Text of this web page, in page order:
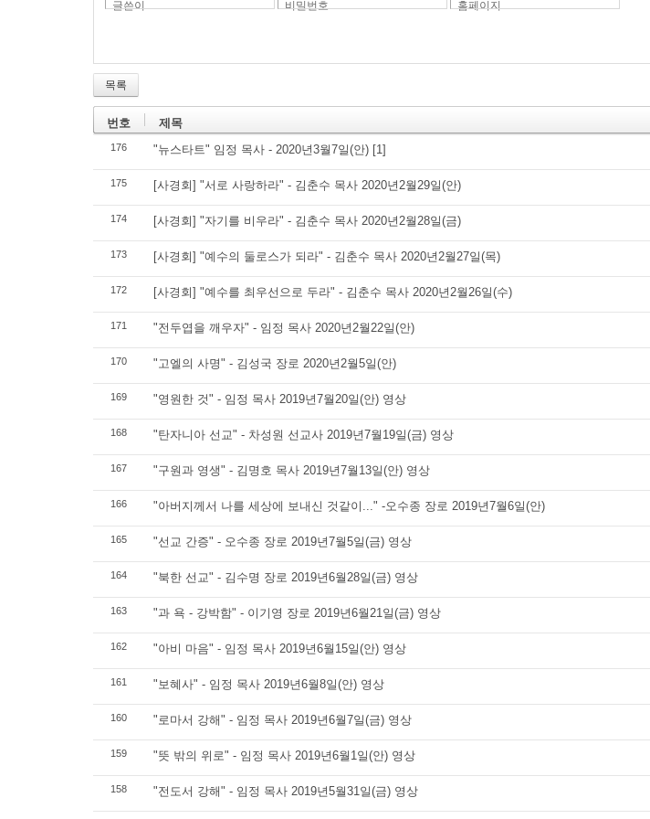
글쓴이 비밀번호 홈페이지
목록
번호 제목
176 "뉴스타트" 임정 목사 - 2020년3월7일(안) [1]
175 [사경회] "서로 사랑하라" - 김춘수 목사 2020년2월29일(안)
174 [사경회] "자기를 비우라" - 김춘수 목사 2020년2월28일(금)
173 [사경회] "예수의 둘로스가 되라" - 김춘수 목사 2020년2월27일(목)
172 [사경회] "예수를 최우선으로 두라" - 김춘수 목사 2020년2월26일(수)
171 "전두엽을 깨우자" - 임정 목사 2020년2월22일(안)
170 "고엘의 사명" - 김성국 장로 2020년2월5일(안)
169 "영원한 것" - 임정 목사 2019년7월20일(안) 영상
168 "탄자니아 선교" - 차성원 선교사 2019년7월19일(금) 영상
167 "구원과 영생" - 김명호 목사 2019년7월13일(안) 영상
166 "아버지께서 나를 세상에 보내신 것같이..." -오수종 장로 2019년7월6일(안)
165 "선교 간증" - 오수종 장로 2019년7월5일(금) 영상
164 "북한 선교" - 김수명 장로 2019년6월28일(금) 영상
163 "과 욕 - 강박함" - 이기영 장로 2019년6월21일(금) 영상
162 "아비 마음" - 임정 목사 2019년6월15일(안) 영상
161 "보혜사" - 임정 목사 2019년6월8일(안) 영상
160 "로마서 강해" - 임정 목사 2019년6월7일(금) 영상
159 "뜻 밖의 위로" - 임정 목사 2019년6월1일(안) 영상
158 "전도서 강해" - 임정 목사 2019년5월31일(금) 영상